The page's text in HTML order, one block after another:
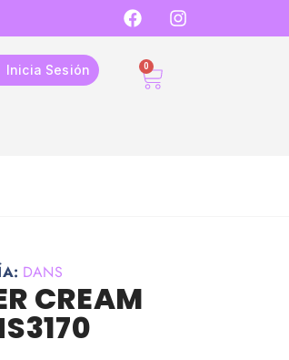
Inicia Sesión 0
DANS
CREAM